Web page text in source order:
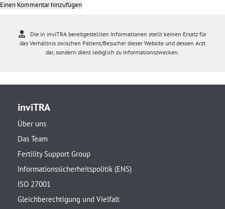
Einen Kommentar hinzufügen
Die in inviTRA bereitgestellten Informationen stellt keinen Ersatz für
das Verhältnis zwischen Patient/Besucher dieser Website und dessen Arzt
dar, sondern dient lediglich zu Informationszwecken.
inviTRA
Über uns
Das Team
Fertility Support Group
Informationssicherheitspolitik (ENS)
ISO 27001
Gleichberechtigung und Vielfalt